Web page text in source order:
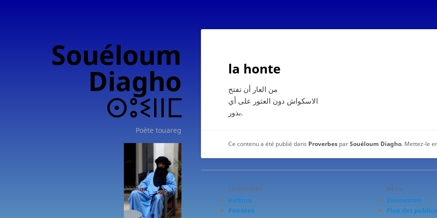
Souéloum
Diagho
ⵙⵓⵉⵏⵏⵎ
Poète touareg
la honte
من العار أن تفتح
الاسكواش دون العثور على أي
بذور.
Ce contenu a été publié dans Proverbes parSouéloum Diagho. Mettez-le
CATÉGORIES
Keltina
Pensées
MÉTA
Connexion
Flux des